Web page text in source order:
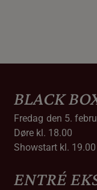
BLACK
Fredag den 5.
Døre kl. 18.00
Showstart kl. 19.00
ENTRÉ